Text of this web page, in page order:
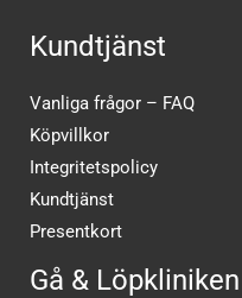
Kundtjänst
Vanliga frågor – FAQ
Köpvillkor
Integritetspolicy
Kundtjänst
Presentkort
Gå & Löpkliniken